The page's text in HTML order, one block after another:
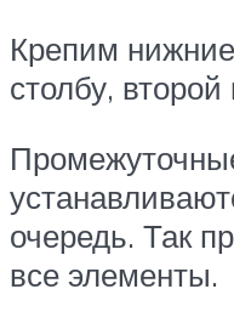
Крепим
столбу,
очередь. Так
все элементы.